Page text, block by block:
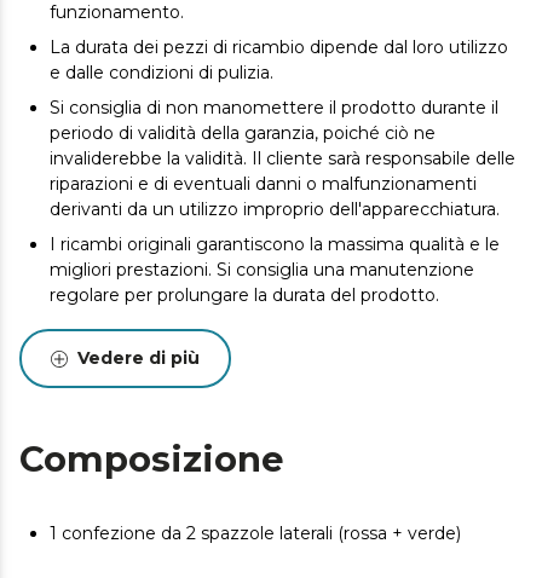
funzionamento.
La durata dei pezzi di ricambio dipende dal loro utilizzo
e dalle condizioni di pulizia.
Si consiglia di non manomettere il prodotto durante il
periodo di validità della garanzia, poiché ciò ne
invaliderebbe la validità. Il cliente sarà responsabile delle
riparazioni e di eventuali danni o malfunzionamenti
derivanti da un utilizzo improprio dell'apparecchiatura.
I ricambi originali garantiscono la massima qualità e le
migliori prestazioni. Si consiglia una manutenzione
regolare per prolungare la durata del prodotto.
Vedere di più
Composizione
1 confezione da 2 spazzole laterali (rossa + verde)